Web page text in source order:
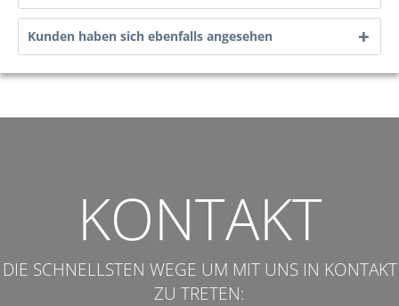
Kunden haben sich ebenfalls angesehen
KONTAKT
DIE SCHNELLSTEN WEGE UM MIT UNS IN KONTAKT
ZU TRETEN: